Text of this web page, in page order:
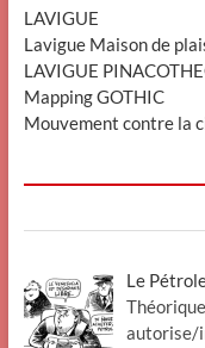
LAVIGUE
Lavigue Maison de
LAVIGUE
Mapping GOTHIC
Mouvement contre la
Le
autorise/